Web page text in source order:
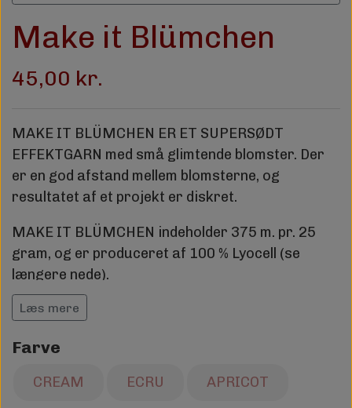
Make it Blümchen
45,00 kr.
MAKE IT BLÜMCHEN ER ET SUPERSØDT
EFFEKTGARN med små glimtende blomster. Der
er en god afstand mellem blomsterne, og
resultatet af et projekt er diskret.
MAKE IT BLÜMCHEN indeholder 375 m. pr. 25
gram, og er produceret af 100 % Lyocell (se
længere nede).
Læs mere
Farve
CREAM ECRU APRICOT